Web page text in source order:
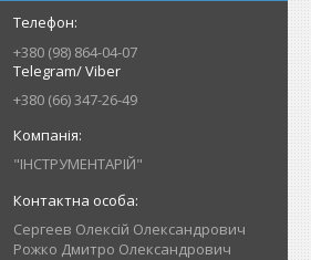
+380 (98) 864-04-07
Telegram/ Viber
+380 (66) 347-26-49
"ІНСТРУМЕНТАРІЙ"
Сергеев Олексій Олександрович
Рожко Дмитро Олександрович